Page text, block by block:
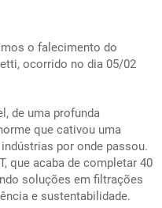
o falecimento do
ocorrido no dia 05/02
de uma profunda
que cativou uma
por onde passou.
que acaba de completar 40
soluções em filtrações
e sustentabilidade.